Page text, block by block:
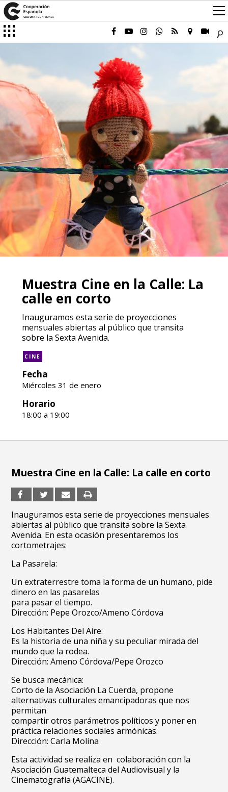
Muestra Cine en la Calle: La
calle en corto
Inauguramos esta serie de proyecciones
mensuales abiertas al público que transita
sobre la Sexta Avenida.
CINE
Fecha
Miércoles 31 de enero
Horario
18:00 a 19:00
Muestra Cine en la Calle: La calle en corto
Inauguramos esta serie de proyecciones mensuales
abiertas al público que transita sobre la Sexta
Avenida. En esta ocasión presentaremos los
cortometrajes:
La Pasarela:
Un extraterrestre toma la forma de un humano, pide
dinero en las pasarelas
para pasar el tiempo.
Dirección: Pepe Orozco/Ameno Córdova
Los Habitantes Del Aire:
Es la historia de una niña y su peculiar mirada del
mundo que la rodea.
Dirección: Ameno Córdova/Pepe Orozco
Se busca mecánica:
Corto de la Asociación La Cuerda, propone
alternativas culturales emancipadoras que nos
permitan
compartir otros parámetros políticos y poner en
práctica relaciones sociales armónicas.
Dirección: Carla Molina
Esta actividad se realiza en colaboración con la
Asociación Guatemalteca del Audiovisual y la
Cinematografía (AGACINE).